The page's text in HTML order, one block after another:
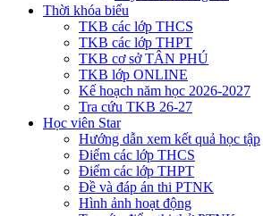
Thời khóa biểu
TKB các lớp THCS
TKB các lớp THPT
TKB cơ sở TÂN PHÚ
TKB lớp ONLINE
Kế hoạch năm học 2026-2027
Tra cứu TKB 26-27
Học viên Star
Hướng dẫn xem kết quả học tập
Điểm các lớp THCS
Điểm các lớp THPT
Đề và đáp án thi PTNK
Hình ảnh hoạt động